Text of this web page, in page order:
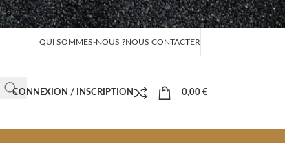
QUI SOMMES-NOUS ?NOUS CONTACTER
CONNEXION / INSCRIPTION 0,00 €